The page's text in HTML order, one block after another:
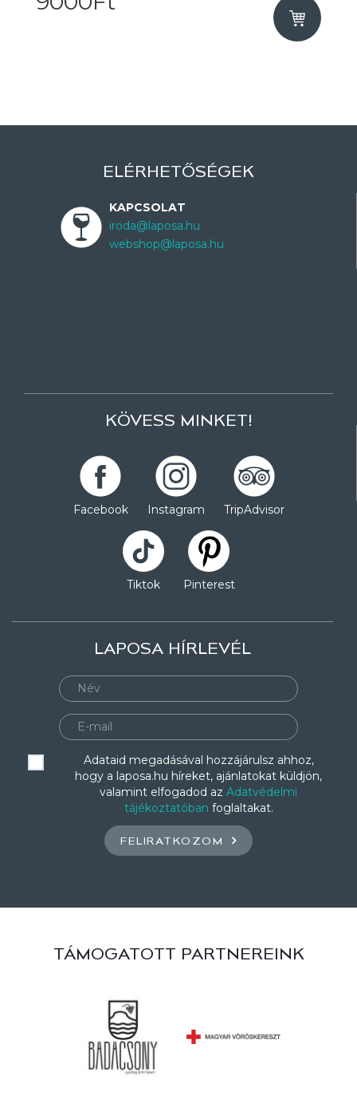
ELÉRHETŐSÉGEK
KAPCSOLAT
iroda@laposa.hu
webshop@laposa.hu
KÖVESS MINKET!
Facebook Instagram TripAdvisor
Tiktok Pinterest
LAPOSA HÍRLEVÉL
Adataid megadásával hozzájárulsz ahhoz,
hogy a laposa.hu híreket, ajánlatokat küldjön,
valamint elfogadod az Adatvédelmi
tájékoztatóban foglaltakat.
FELIRATKOZOM
TÁMOGATOTT PARTNEREINK